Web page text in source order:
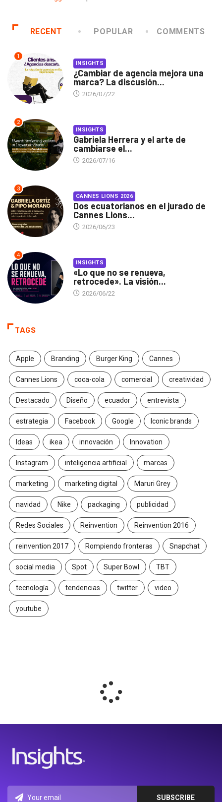
RECENT POPULAR COMMENTS
1
INSIGHTS
¿Cambiar de agencia mejora una
marca? La discusión...
2026/07/22
2
INSIGHTS
Gabriela Herrera y el arte de
cambiarse el...
2026/07/16
3
CANNES LIONS 2026
Dos ecuatorianos en el jurado de
Cannes Lions...
2026/06/23
4
INSIGHTS
«Lo que no se renueva,
retrocede». La visión...
2026/06/22
TAGS
Apple Branding Burger King Cannes
Cannes Lions coca-cola comercial creatividad
Destacado Diseño ecuador entrevista
estrategia Facebook Google Iconic brands
Ideas ikea innovación Innovation
Instagram inteligencia artificial marcas
marketing marketing digital Maruri Grey
navidad Nike packaging publicidad
Redes Sociales Reinvention Reinvention 2016
reinvention 2017 Rompiendo fronteras Snapchat
social media Spot Super Bowl TBT
tecnología tendencias twitter video
youtube